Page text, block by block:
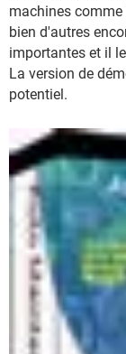
machines
bien d'autres
importantes et il
La version de
potentiel.